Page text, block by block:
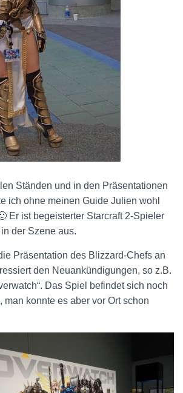
Ständen und in den Präsentationen
ich ohne meinen Guide Julien wohl
Er ist begeisterter Starcraft 2-Spieler
der Szene aus.
Präsentation des Blizzard-Chefs an
den Neuankündigungen, so z.B.
Das Spiel befindet sich noch
man konnte es aber vor Ort schon